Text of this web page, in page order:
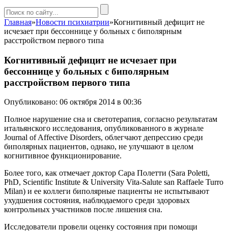
Главная»Новости психиатрии»Когнитивный дефицит не
исчезает при бессоннице у больных с биполярным
расстройством первого типа
Когнитивный дефицит не исчезает при
бессоннице у больных с биполярным
расстройством первого типа
Опубликовано: 06 октября 2014 в 00:36
Полное нарушение сна и светотерапия, согласно результатам
итальянского исследования, опубликованного в журнале
Journal of Affective Disorders, облегчают депрессию среди
биполярных пациентов, однако, не улучшают в целом
когнитивное функционирование.
Более того, как отмечает доктор Сара Полетти (Sara Poletti,
PhD, Scientific Institute & University Vita-Salute san Raffaele Turro
Milan) и ее коллеги биполярные пациенты не испытывают
ухудшения состояния, наблюдаемого среди здоровых
контрольных участников после лишения сна.
Исследователи провели оценку состояния при помощи